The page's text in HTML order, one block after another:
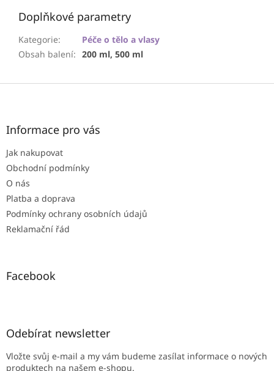
Doplňkové parametry
Kategorie:
Péče o tělo a vlasy
Obsah balení: 200 ml, 500 ml
Z
Informace pro vás
Jak nakupovat
Obchodní podmínky
O nás
Platba a doprava
Podmínky ochrany osobních údajů
Reklamační řád
Facebook
Odebírat newsletter
Vložte svůj e-mail a my vám budeme zasílat informace o nových
produktech na našem e-shopu.